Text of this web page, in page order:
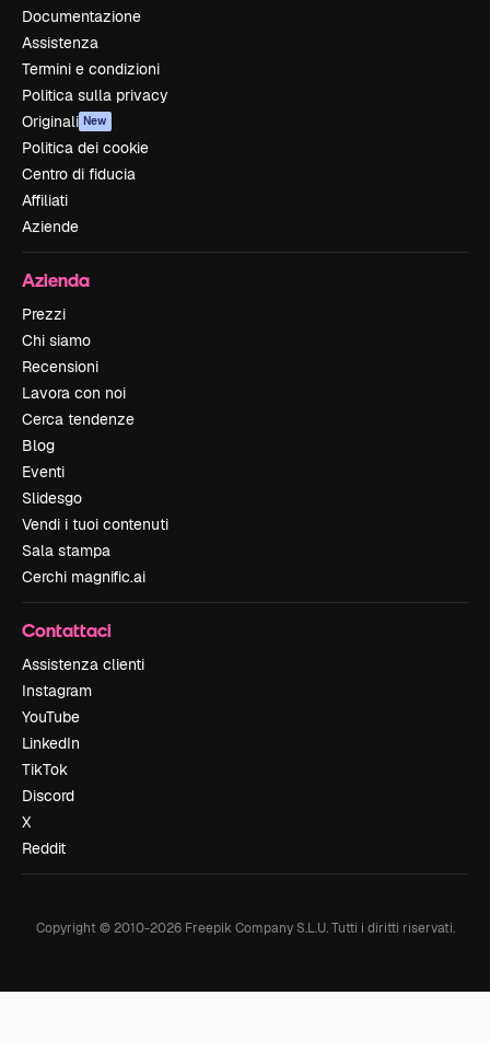
Documentazione
Assistenza
Termini e condizioni
Politica sulla privacy
Originali New
Politica dei cookie
Centro di fiducia
Affiliati
Aziende
Azienda
Prezzi
Chi siamo
Recensioni
Lavora con noi
Cerca tendenze
Blog
Eventi
Slidesgo
Vendi i tuoi contenuti
Sala stampa
Cerchi magnific.ai
Contattaci
Assistenza clienti
Instagram
YouTube
LinkedIn
TikTok
Discord
X
Reddit
Copyright © 2010-2026Freepik Company S.L.U. Tutti i diritti riservati.